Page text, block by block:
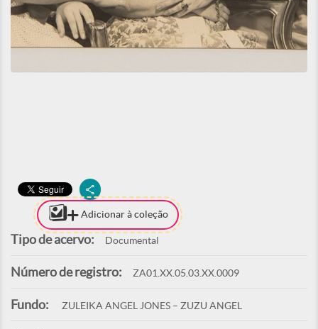
Adicionar à coleção
Tipo de acervo: Documental
Número de registro: ZA01.XX.05.03.XX.0009
Fundo: ZULEIKA ANGEL JONES – ZUZU ANGEL